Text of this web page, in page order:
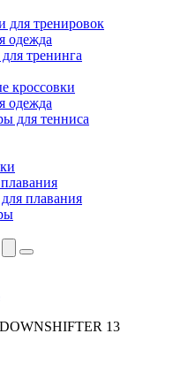
для тренировок
одежда
тренинга
кроссовки
одежда
для тенниса
плавания
13